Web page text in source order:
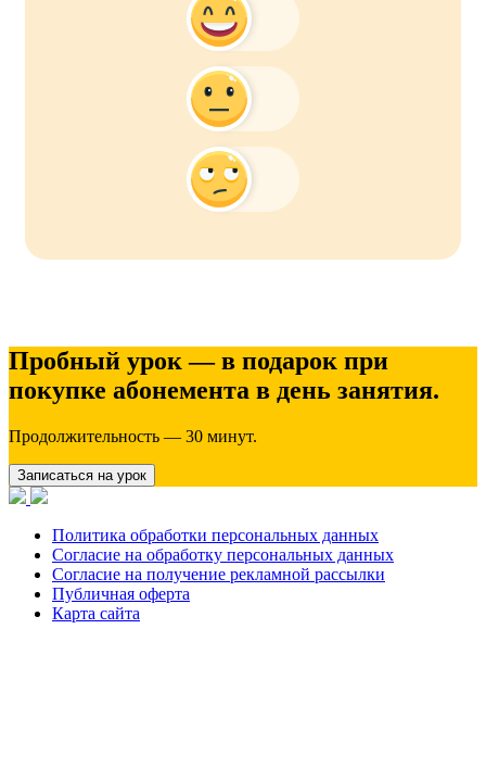
Пробный урок — в подарок при
покупке абонемента в день занятия.
Продолжительность — 30 минут.
Записаться на урок
Политика обработки персональных данных
Согласие на обработку персональных данных
Согласие на получение рекламной рассылки
Публичная оферта
Карта сайта